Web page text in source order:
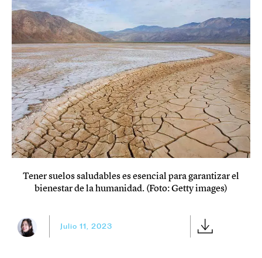
Tener suelos saludables es esencial para garantizar el
bienestar de la humanidad. (Foto: Getty images)
Julio 11, 2023